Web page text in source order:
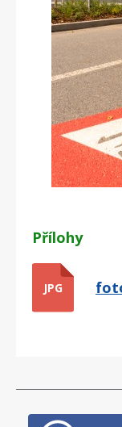
Přílohy
JPG